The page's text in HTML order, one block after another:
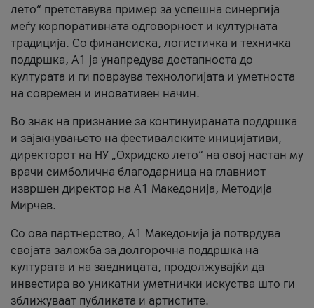
лето“ претставува пример за успешна синергија
меѓу корпоративната одговорност и културната
традиција. Со финансиска, логистичка и техничка
поддршка, A1 ја унапредува достапноста до
културата и ги поврзува технологијата и уметноста
на современ и иновативен начин.
Во знак на признание за континуираната поддршка
и зајакнувањето на фестивалските иницијативи,
директорот на НУ „Охридско лето“ на овој настан му
врачи симболична благодарница на главниот
извршен директор на A1 Македонија, Методија
Мирчев.
Со ова партнерство, A1 Македонија ја потврдува
својата заложба за долгорочна поддршка на
културата и на заедницата, продолжувајќи да
инвестира во уникатни уметнички искуства што ги
зближуваат публиката и артистите.